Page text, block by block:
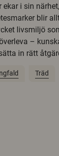
ekar i sin
blir
livsmiljö
–
in rätt
Träd